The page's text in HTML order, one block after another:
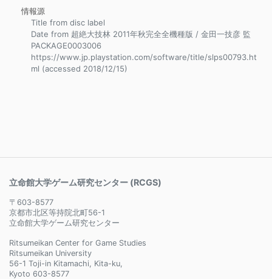
情報源
Title from disc label
Date from 超絶大技林 2011年秋完全全機種版 / 金田一技彦 監
PACKAGE0003006
https://www.jp.playstation.com/software/title/slps00793.ht
ml (accessed 2018/12/15)
立命館大学ゲーム研究センター (RCGS)
〒603-8577
京都市北区等持院北町56-1
立命館大学ゲーム研究センター
Ritsumeikan Center for Game Studies
Ritsumeikan University
56-1 Toji-in Kitamachi, Kita-ku,
Kyoto 603-8577